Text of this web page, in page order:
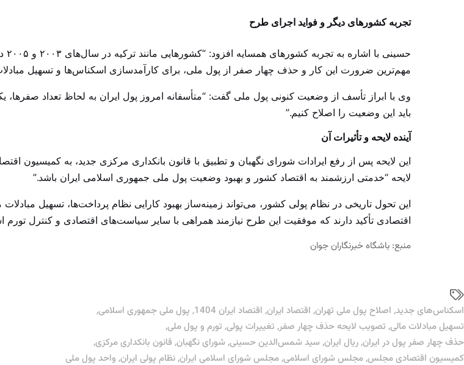
تجربه کشورهای دیگر و فواید اجرای طرح
مهم‌ترین ضرورت این کار و حذف چهار صفر از پول ملی، برای کارآمدسازی اسکناس‌ها و تسهیل
وی با ابراز تأسف از وضعیت کنونی پول ملی گفت: “متأسفانه امروز پول ایران به لحاظ تعداد
باید این وضعیت را اصلاح کنیم.”
آینده لایحه و تأثیرات آن
این لایحه پس از رفع ایرادات شورای نگهبان و تطبیق با قانون بانکداری مرکزی جدید، به کمیسیون
لایحه “خدمتی ارزشمند به اقتصاد کشور و بهبود وضعیت پول ملی جمهوری اسلامی ایران باشد.”
این تحول تاریخی در نظام پولی کشور، می‌تواند زمینه‌ساز بهبود کارایی نظام پرداخت‌ها، تسهیل
اقتصادی تأکید دارند که موفقیت این طرح نیازمند همراهی با سایر سیاست‌های اقتصادی و کنترل
منبع: باشگاه خبرنگاران جوان
اسکناس‌های جدید, اصلاح پول ملی تهران, اقتصاد ایران, اقتصاد ایران 1404 , پول ملی جمهوری اسلامی,
تسهیل مبادلات مالی, تصویب لایحه حذف چهار صفر, تغییرات پولی, تورم و پول ملی,
حذف چهار صفر پول در ایران,ریال ایران, سید شمس‌الدین حسینی, شورای نگهبان, قانون بانکداری مرکزی,
کمیسیون اقتصادی مجلس,مجلس شورای اسلامی,مجلس شورای اسلامی ایران,نظام پولی ایران, واحد پول ملی